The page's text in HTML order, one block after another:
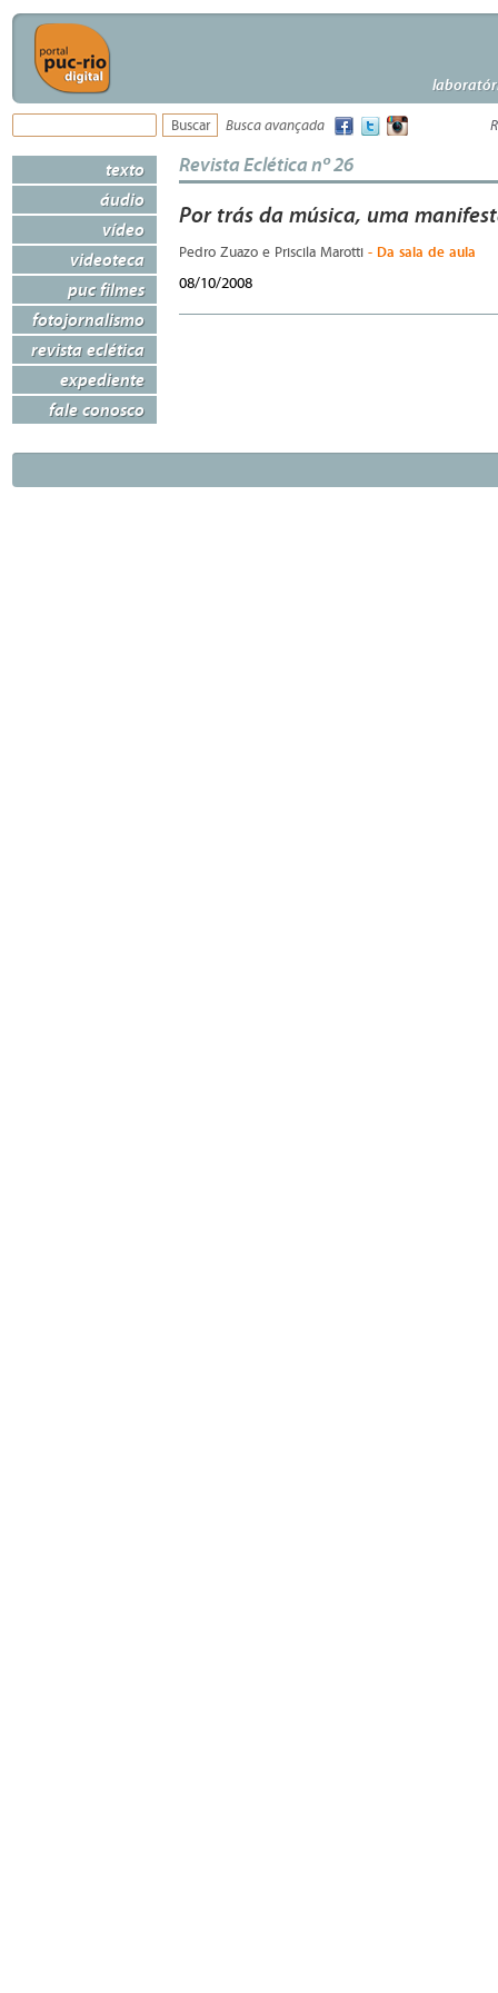
Busca avançada
texto
áudio
vídeo
videoteca
puc filmes
fotojornalismo
revista eclética
expediente
fale conosco
Revista Eclética nº 26
Por trás da música, uma
Pedro Zuazo e Priscila Marotti - Da sala de aula
08/10/2008